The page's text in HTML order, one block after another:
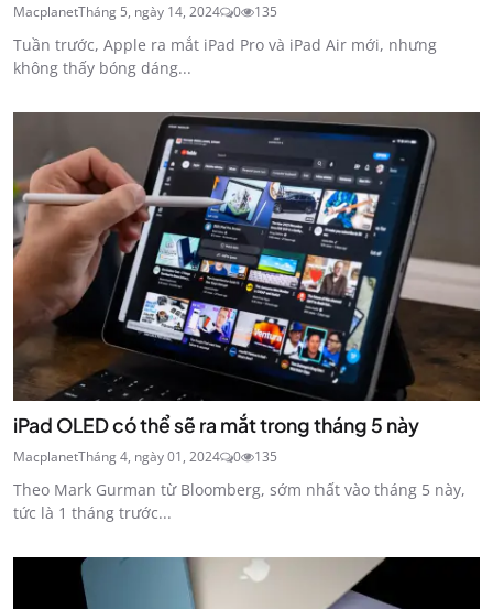
MacplanetTháng 5, ngày 14, 2024 0 135
Tuần trước, Apple ra mắt iPad Pro và iPad Air mới, nhưng
không thấy bóng dáng...
iPad OLED có thể sẽ ra mắt trong tháng 5 này
MacplanetTháng 4, ngày 01, 2024 0 135
Theo Mark Gurman từ Bloomberg, sớm nhất vào tháng 5 này,
tức là 1 tháng trước...